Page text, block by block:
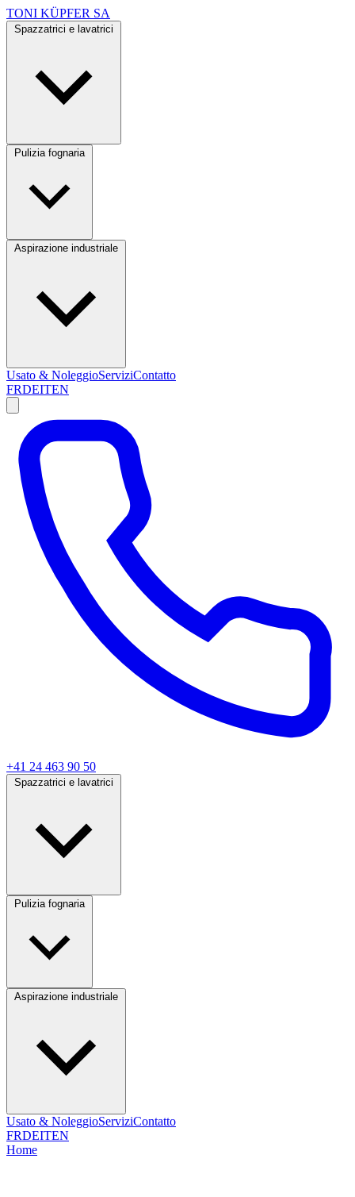
TONI KÜPFER SA
Pulizia fognaria
Usato & NoleggioServiziContatto
FRDEITEN
+41 24 463 90 50
Pulizia fognaria
Usato & NoleggioServiziContatto
FRDEITEN
Home